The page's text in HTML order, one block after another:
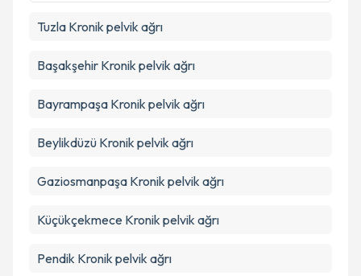
Tuzla Kronik pelvik ağrı
Başakşehir Kronik pelvik ağrı
Bayrampaşa Kronik pelvik ağrı
Beylikdüzü Kronik pelvik ağrı
Gaziosmanpaşa Kronik pelvik ağrı
Küçükçekmece Kronik pelvik ağrı
Pendik Kronik pelvik ağrı